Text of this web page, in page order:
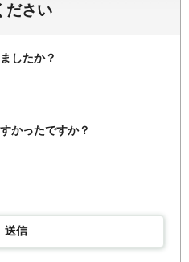
ださい
したか？
かったですか？
送信